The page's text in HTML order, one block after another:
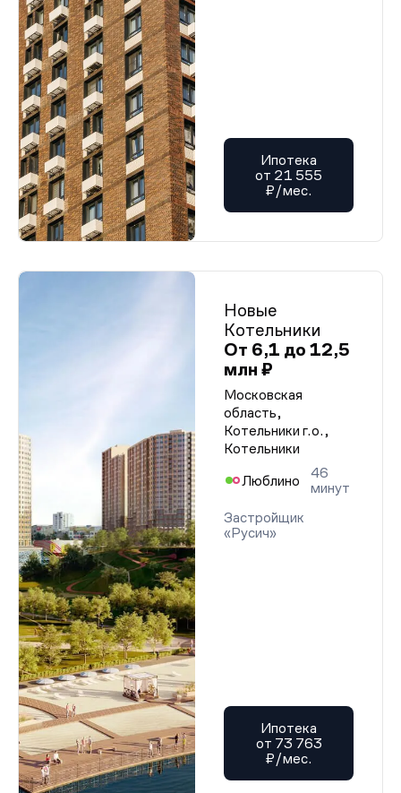
Ипотека
от 21 555
₽/мес.
Новые
Котельники
От 6,1 до 12,5
млн ₽
Московская
область,
Котельники г.о.,
Котельники
Люблино
46
минут
Застройщик
«Русич»
Ипотека
от 73 763
₽/мес.